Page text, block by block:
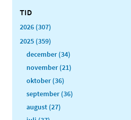
TID
2026 (307)
2025 (359)
december (34)
november (21)
oktober (36)
september (36)
august (27)